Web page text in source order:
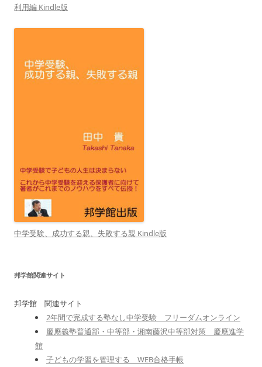
利用編 Kindle版
中学受験、成功する親、失敗する親 Kindle版
邦学館関連サイト
邦学館 関連サイト
2年間で完成する塾なし中学受験 フリーダムオンライン
慶應義塾普通部・中等部・湘南藤沢中等部対策 慶應進学
館
子どもの学習を管理する WEB合格手帳